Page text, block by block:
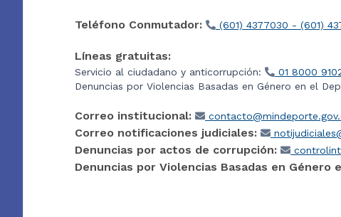
Teléfono Conmutador: (601) 4377030 - (601)
Líneas gratuitas:
Servicio al ciudadano y anticorrupción:
01 8000
Denuncias por Violencias Basadas en Género en el
Correo institucional:
Correo notificaciones judiciales:
Denuncias por actos de corrupción:
Denuncias por Violencias Basadas en Género